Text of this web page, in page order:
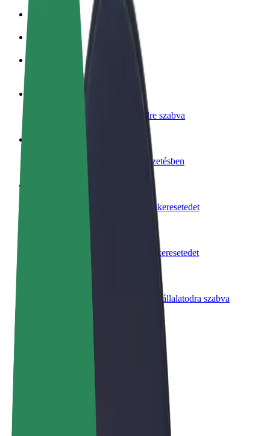
Pénzkereseti lehetőség igényeidre szabva
Legyél futár és részesülj heti kifizetésben
Érj el több felhasználót és növeld keresetedet
Légy Bolt flottapartner és növeld keresetedet
Bolt for Business
Bolt termékek és szolgáltatások a vállalatodra szabva